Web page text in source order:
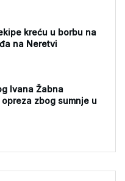
kreću u borbu na
na Neretvi
Ivana Žabna
zbog sumnje u